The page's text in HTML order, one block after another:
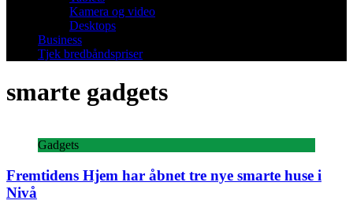
Kamera og video
Desktops
Business
Tjek bredbåndspriser
smarte gadgets
Gadgets
Fremtidens Hjem har åbnet tre nye smarte huse i
Nivå